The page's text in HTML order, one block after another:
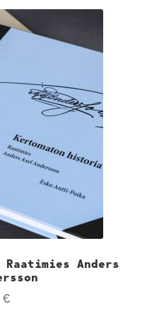
Anders
€